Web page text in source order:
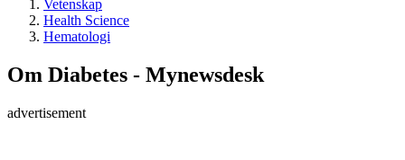
Vetenskap
Health Science
Hematologi
Om Diabetes - Mynewsdesk
advertisement